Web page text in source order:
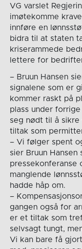
VG varslet
imøtekomme
innføre en
bidra til at staten
kriserammede
lettere for
– Bruun Hansen
signalene som er
kommer raskt på
plass under
seg nødt til å
tiltak som
– Vi følger spent
sier Bruun
pressekonferanse
manglende
hadde håp om.
–
gangen også for
er et tiltak som
selvsagt tungt,
Vi kan bare få